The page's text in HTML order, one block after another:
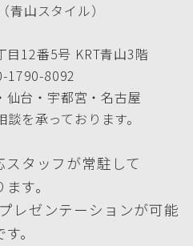
青山スタイル）
目12番5号 KRT青山3階
1790-8092
仙台・宇都宮・名古屋
を承っております。
タッフが常駐して
す。
レゼンテーションが可能
す。